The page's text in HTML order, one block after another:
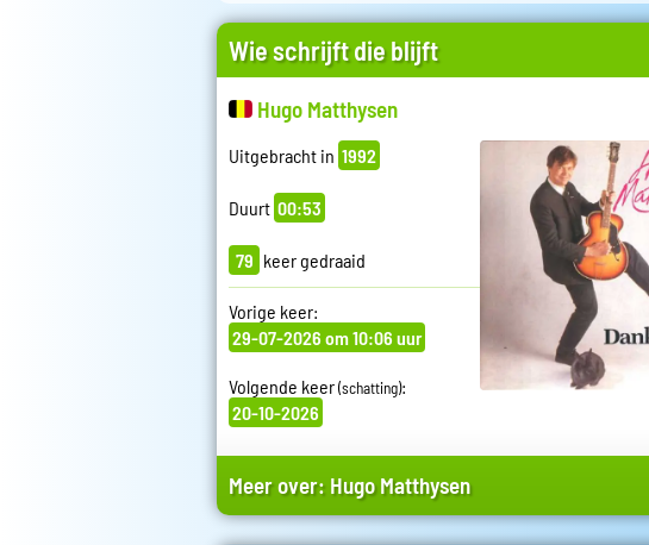
Wie schrijft die blijft
Hugo Matthysen
Uitgebracht in 1992
Duurt 00:53
79 keer gedraaid
Vorige keer:
29-07-2026 om 10:06 uur
Volgende keer(schatting):
20-10-2026
Meer over: Hugo Matthysen